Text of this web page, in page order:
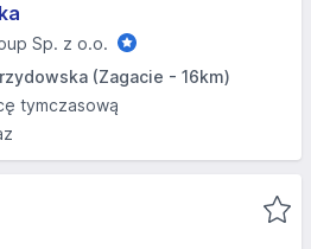
Sp. z o.o.
(Zagacie - 16km)
tymczasową